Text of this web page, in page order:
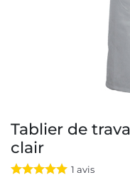
Tablier de
clair
1 avis